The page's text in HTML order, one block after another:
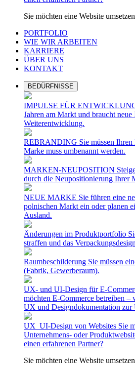
Sie möchten eine Website
PORTFOLIO
WIE WIR ARBEITEN
KARRIERE
ÜBER UNS
KONTAKT
BEDÜRFNISSE
IMPULSE FÜR
Jahren am Markt und braucht
Weiterentwicklung.
REBRANDING Sie müssen
Marke muss umbenannt werden.
MARKEN-NEUPOSITION
durch die Neupositionierung Ihrer
NEUE MARKE Sie führen eine
polnischen Markt ein oder planen
Ausland.
Änderungen im Produktportfolio
straffen und das
Raumbeschilderung Sie müssen
(Fabrik, Gewerberaum).
UX- und UI-Design für E-
möchten E-Commerce betreiben –
UX und Designdokumentation zur
UX_UI-Design von Websites Sie
Unternehmens- oder
einen erfahrenen Partner?
Sie möchten eine Website